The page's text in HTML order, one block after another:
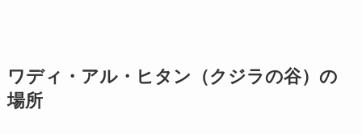
ワディ・アル・ヒタン（クジラの谷）の
場所